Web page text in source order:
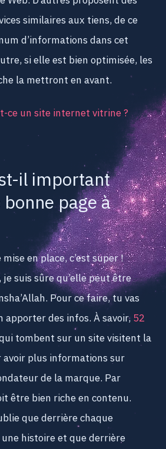
similaires aux tiens, de ce
d’informations dans cet
si elle est bien optimisée, les
la mettront en avant.
ce un site internet vitrine ?
il important
page à
en place, c’est super !
suis sûre qu’elle peut être
Pour ce faire, tu vas
des infos. À savoir, 52
tombent sur un site visitent la
avoir plus informations sur
de la marque. Par
être bien riche en contenu.
que derrière chaque
histoire et que derrière